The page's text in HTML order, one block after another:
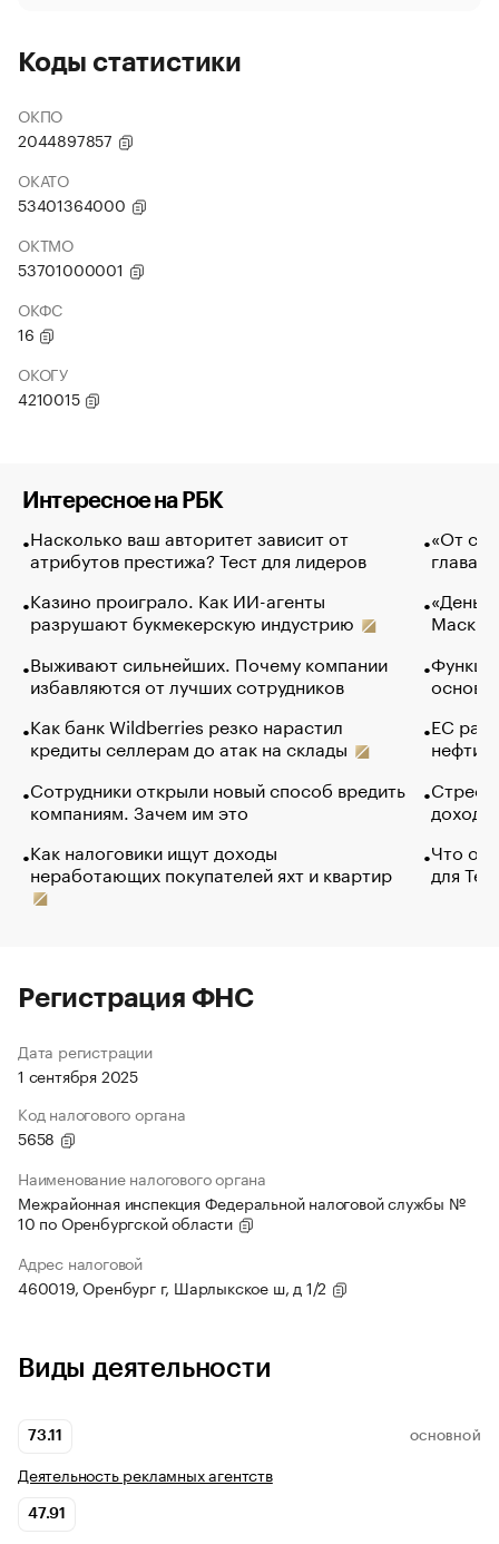
Коды статистики
ОКПО
2044897857
ОКАТО
53401364000
ОКТМО
53701000001
ОКФС
16
ОКОГУ
4210015
Интересное на РБК
Насколько ваш авторитет зависит от
атрибутов престижа? Тест для лидеров
Казино проиграло. Как ИИ-агенты
разрушают букмекерскую индустрию
Выживают сильнейших. Почему компании
избавляются от лучших сотрудников
Как банк Wildberries резко нарастил
кредиты селлерам до атак на склады
Сотрудники открыли новый способ вредить
компаниям. Зачем им это
Как налоговики ищут доходы
неработающих покупателей яхт и квартир
«От
глава
Маск в
основ
ЕС
нефти
Что
для
Регистрация ФНС
Дата регистрации
1 сентября 2025
Код налогового органа
5658
Наименование налогового органа
Межрайонная инспекция Федеральной налоговой службы №
10 по Оренбургской области
Адрес налоговой
460019, Оренбург г, Шарлыкское ш, д 1/2
Виды деятельности
73.11 ОСНОВНОЙ
Деятельность рекламных агентств
47.91